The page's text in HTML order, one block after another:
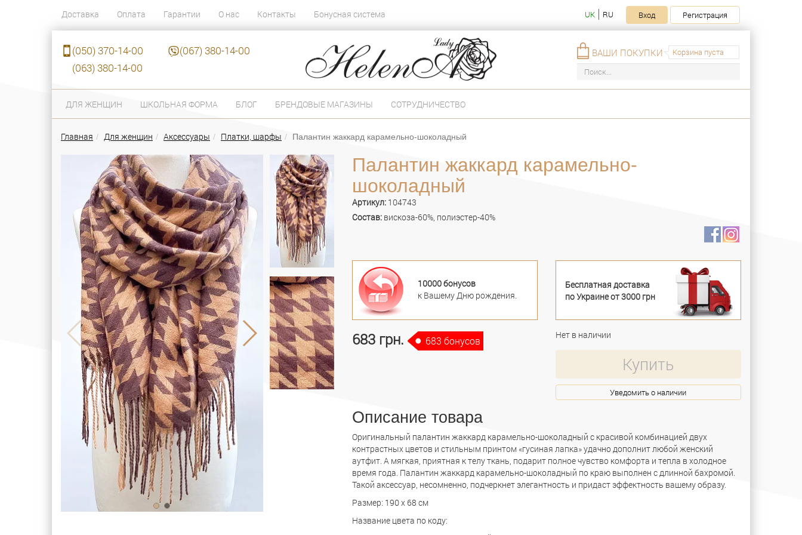
Доставка Оплата Гарантии О нас Контакты Бонусная система UK RU Вход Регистрация
(050) 370-14-00
(067) 380-14-00
(063) 380-14-00
Корзина пуста
ВАШИ ПОКУПКИ
ДЛЯ ЖЕНЩИН ШКОЛЬНАЯ ФОРМА БЛОГ БРЕНДОВЫЕ МАГАЗИНЫ СОТРУДНИЧЕСТВО
Главная Для женщин Аксессуары Платки, шарфы Палантин жаккард карамельно-шоколадный
Палантин жаккард карамельно-
шоколадный
Артикул: 104743
Состав: вискоза-60%, полиэстер-40%
10000 бонусов
к Вашему Дню рождения.
Бесплатная доставка
по Украине от 3000 грн
683 грн. 683 бонусов Нет в наличии
Купить
Уведомить о наличии
Описание товара
Оригинальный палантин жаккард карамельно-шоколадный с красивой комбинацией двух
контрастных цветов и стильным принтом «гусиная лапка» удачно дополнит любой женский
аутфит. А мягкая, приятная к телу ткань, подарит полное чувство комфорта и тепла в холодное
время года. Палантин жаккард карамельно-шоколадный по краю выполнен с длинной бахромой.
Такой аксессуар, несомненно, подчеркнет элегантность и придаст эффектность вашему образу.
Размер: 190 х 68 см
Название цвета по коду: